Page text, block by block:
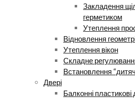
Закладення
герметиком
Утеплення
Відновлення
Утеплення вікон
Складне
Встановлення
Двері
Балконні пластикові